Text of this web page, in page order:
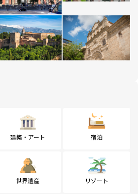
建築・アート 宿泊
世界遺産 リゾート